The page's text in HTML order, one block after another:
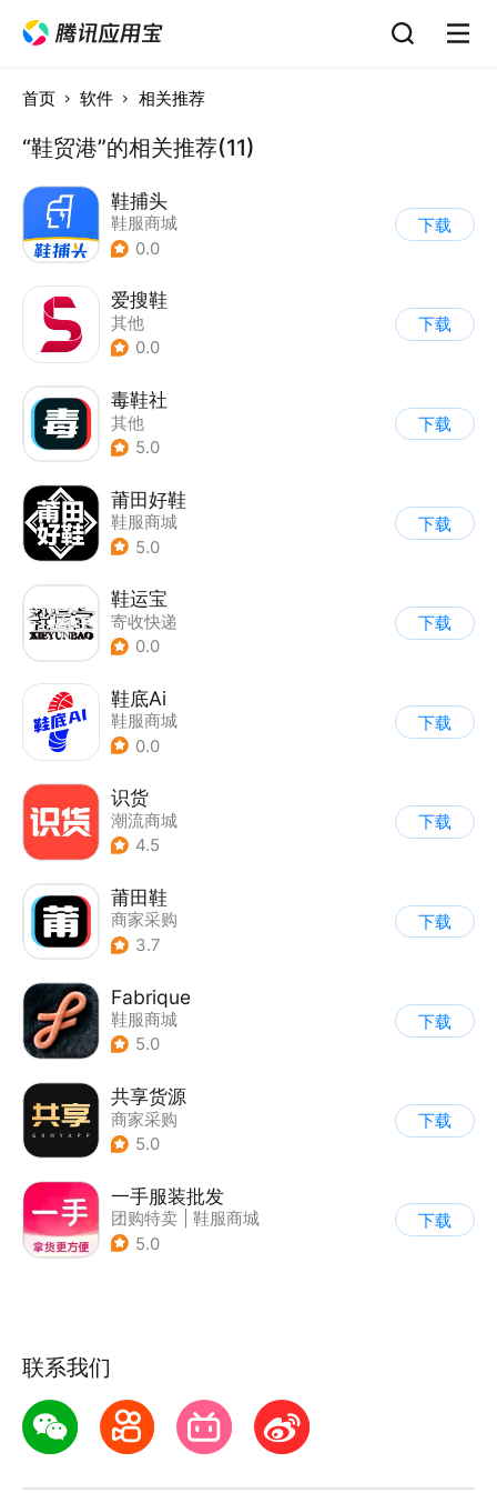
首页 软件 相关推荐
“鞋贸港”的相关推荐(11)
鞋捕头
鞋服商城
0.0
下载
爱搜鞋
其他
0.0
下载
毒鞋社
其他
5.0
下载
莆田好鞋
鞋服商城
5.0
下载
鞋运宝
寄收快递
0.0
下载
鞋底Ai
鞋服商城
0.0
下载
识货
潮流商城
4.5
下载
莆田鞋
商家采购
3.7
下载
Fabrique
鞋服商城
5.0
下载
共享货源
商家采购
5.0
下载
一手服装批发
团购特卖
鞋服商城
5.0
下载
联系我们